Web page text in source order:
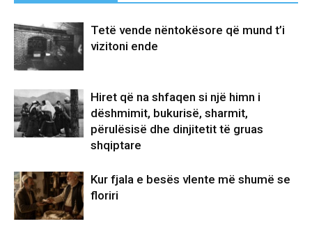
Tetë vende nëntokësore që mund t’i
vizitoni ende
Hiret që na shfaqen si një himn i
dëshmimit, bukurisë, sharmit,
përulësisë dhe dinjitetit të gruas
shqiptare
Kur fjala e besës vlente më shumë se
floriri